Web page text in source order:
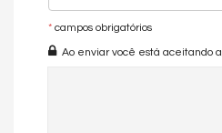
• Espaço gourmet
• Academia
• Sala de jogos
* campos obrigatórios
Ao enviar você está aceitando a